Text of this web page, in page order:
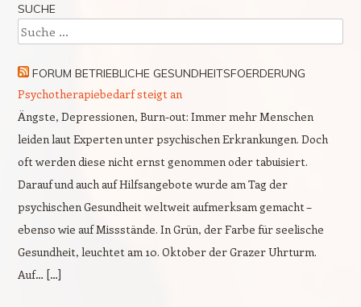
SUCHE
Suche
FORUM BETRIEBLICHE GESUNDHEITSFOERDERUNG
Psychotherapiebedarf steigt an
Ängste, Depressionen, Burn-out: Immer mehr Menschen
leiden laut Experten unter psychischen Erkrankungen. Doch
oft werden diese nicht ernst genommen oder tabuisiert.
Darauf und auch auf Hilfsangebote wurde am Tag der
psychischen Gesundheit weltweit aufmerksam gemacht –
ebenso wie auf Missstände. In Grün, der Farbe für seelische
Gesundheit, leuchtet am 10. Oktober der Grazer Uhrturm.
Auf… […]